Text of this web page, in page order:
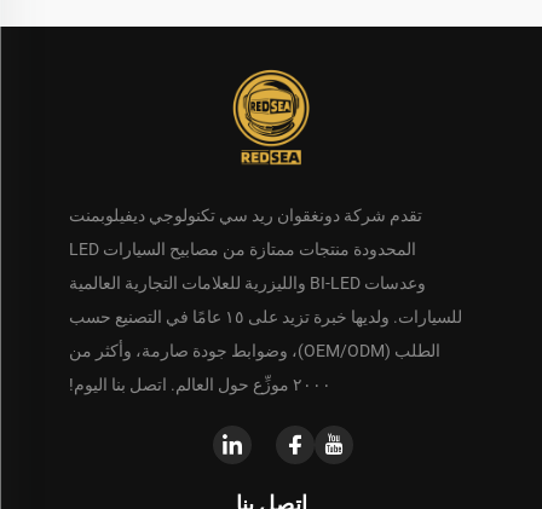
تقدم شركة دونغقوان ريد سي تكنولوجي ديفيلوبمنت
المحدودة منتجات ممتازة من مصابيح السيارات LED
وعدسات BI-LED والليزرية للعلامات التجارية العالمية
للسيارات. ولديها خبرة تزيد على ١٥ عامًا في التصنيع حسب
الطلب (OEM/ODM)، وضوابط جودة صارمة، وأكثر من
٢٠٠٠ موزِّع حول العالم. اتصل بنا اليوم!
اتصل بنا